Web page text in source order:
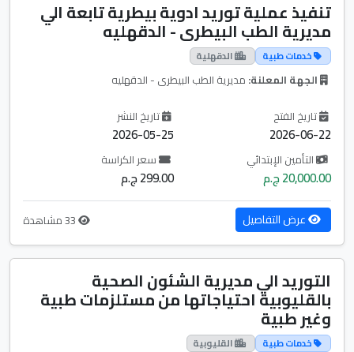
تنفيذ عملية توريد ادوية بيطرية تابعة الي
مديرية الطب البيطرى - الدقهليه
خدمات طبية الدقهلية
الجهة المعلنة: مديرية الطب البيطرى - الدقهليه
تاريخ الفتح
2026-06-22
تاريخ النشر
2026-05-25
التأمين الإبتدائي
20,000.00 ج.م
سعر الكراسة
299.00 ج.م
عرض التفاصيل
التوريد الي مديرية الشئون الصحية
بالقليوبية احتياجاتها من مستلزمات طبية
وغير طبية
خدمات طبية القليوبية